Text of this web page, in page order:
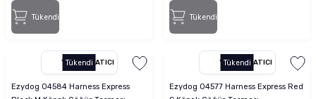
Tükendi Tükendi
Tükendi
YETKILI SATICI
Ezydog 04584 Harness Express
Tükendi
YETKILI SATICI
Ezydog 04577 Harness Express Red